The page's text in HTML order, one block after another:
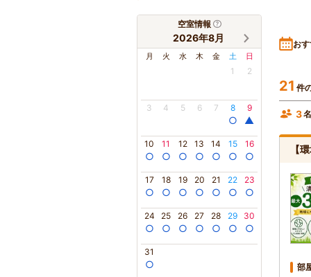
空室情報
2026年8月
月 火 水 木 金 土 日
1 2
3 4 5 6 7 8
○
9
▲
10
○
11
○
12
○
13
○
14
○
15
○
16
○
17
○
18
○
19
○
20
○
21
○
22
○
23
○
24
○
25
○
26
○
27
○
28
○
29
○
30
○
31
○
お
21 件
3
【
部